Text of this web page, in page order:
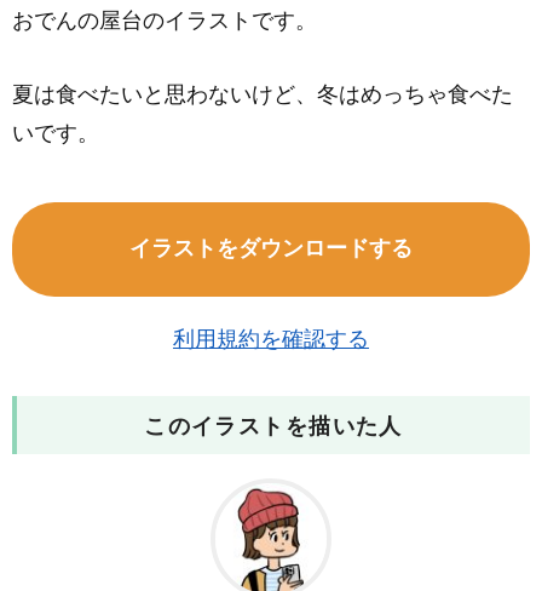
おでんの屋台のイラストです。
夏は食べたいと思わないけど、冬はめっちゃ食べた
いです。
イラストをダウンロードする
利用規約を確認する
このイラストを描いた人